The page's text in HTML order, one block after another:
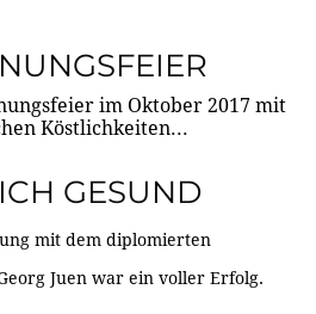
im Oktober 2017 mit
Köstlichkeiten...
GESUND
mit dem diplomierten
Juen war ein voller Erfolg.